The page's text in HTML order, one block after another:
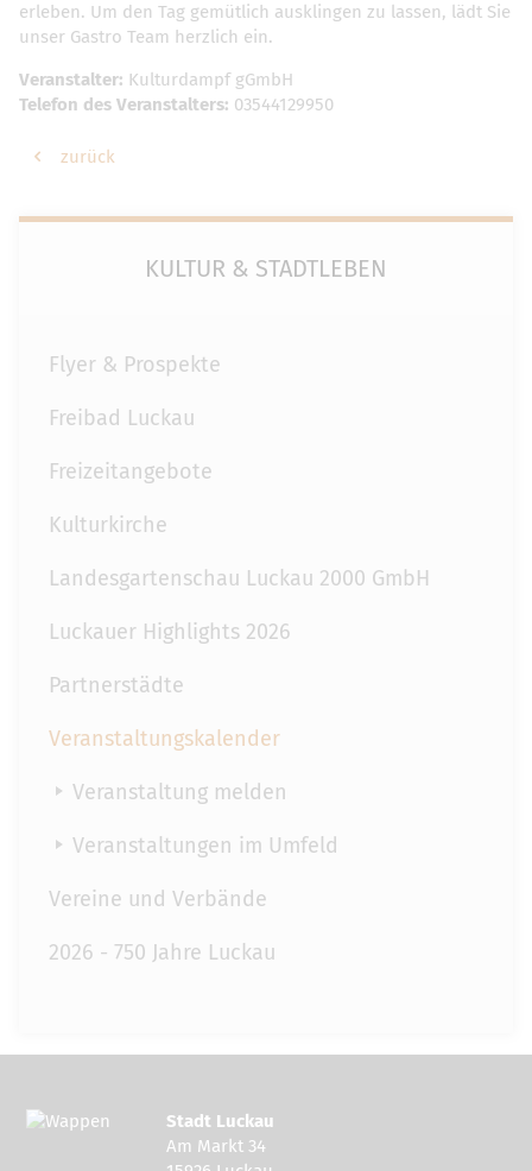
erleben. Um den Tag gemütlich ausklingen zu lassen, lädt Sie
unser Gastro Team herzlich ein.
Veranstalter: Kulturdampf gGmbH
Telefon des Veranstalters: 03544129950
zurück
KULTUR & STADTLEBEN
Flyer & Prospekte
Freibad Luckau
Freizeitangebote
Kulturkirche
Landesgartenschau Luckau 2000 GmbH
Luckauer Highlights 2026
Partnerstädte
Veranstaltungskalender
Veranstaltung melden
Veranstaltungen im Umfeld
Vereine und Verbände
2026 - 750 Jahre Luckau
Stadt Luckau
Am Markt 34